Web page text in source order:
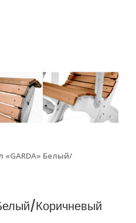
«GARDA» Белый/
Коричневый